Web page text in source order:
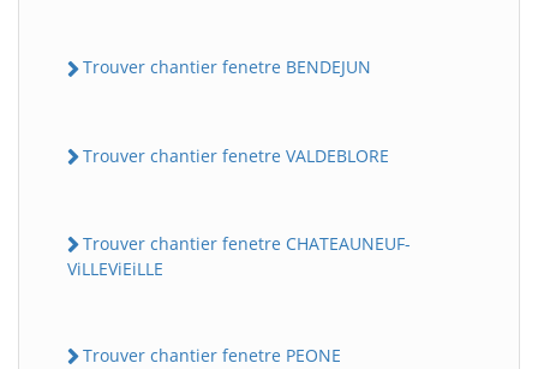
Trouver chantier fenetre BENDEJUN
Trouver chantier fenetre VALDEBLORE
Trouver chantier fenetre CHATEAUNEUF-
ViLLEViEiLLE
Trouver chantier fenetre PEONE